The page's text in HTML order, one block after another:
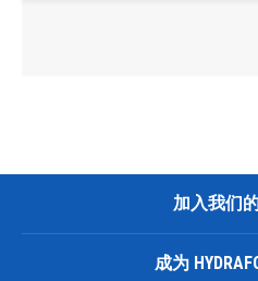
加入我们
成为